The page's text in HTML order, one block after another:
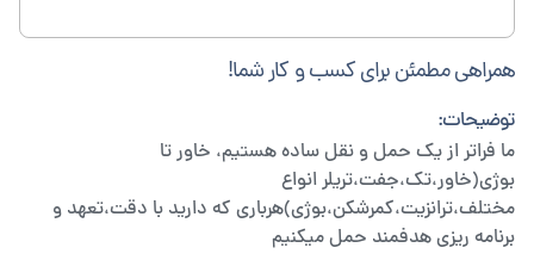
همراهی مطمئن برای کسب و کار شما!
توضیحات:
ما فراتر از یک حمل و نقل ساده هستیم، خاور تا
بوژی(خاور،تک،جفت،تریلر انواع
مختلف،ترانزیت،کمرشکن،بوژی)هرباری که دارید با دقت،تعهد و
برنامه ریزی هدفمند حمل میکنیم